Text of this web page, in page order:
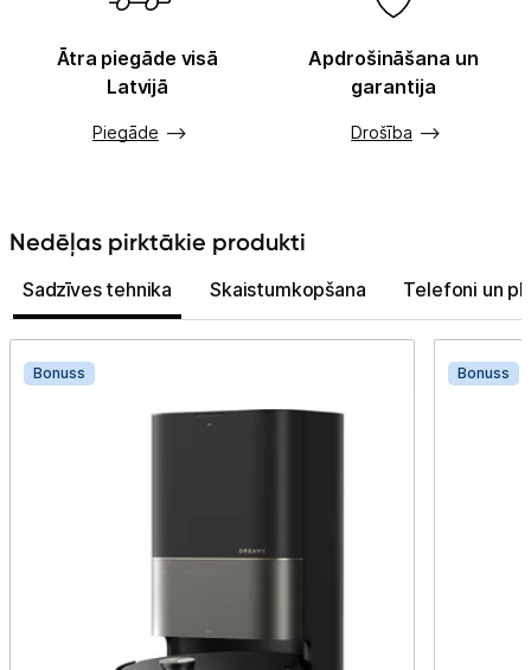
Ātra piegāde visā
Latvijā
Piegāde
Apdrošināšana un
garantija
Drošība
Nedēļas pirktākie produkti
Sadzīves tehnika Skaistumkopšana Telefoni un
Bonuss Bonuss